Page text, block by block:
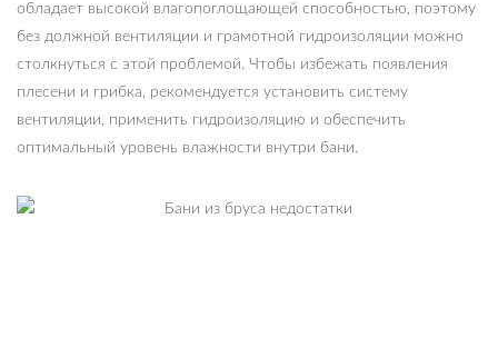
обладает высокой влагопоглощающей способностью, поэтому
без должной вентиляции и грамотной гидроизоляции можно
столкнуться с этой проблемой. Чтобы избежать появления
плесени и грибка, рекомендуется установить систему
вентиляции, применить гидроизоляцию и обеспечить
оптимальный уровень влажности внутри бани.